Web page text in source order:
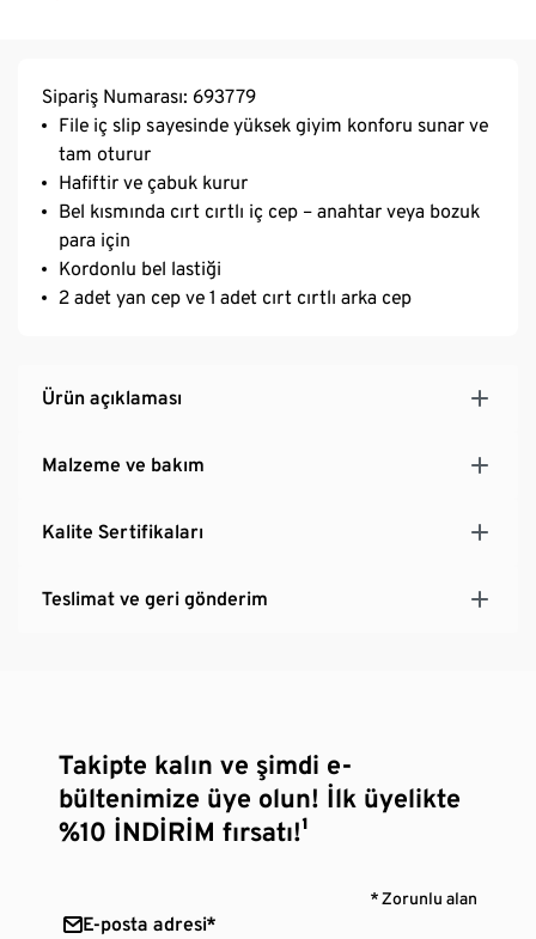
Sipariş Numarası: 693779
File iç slip sayesinde yüksek giyim konforu sunar ve
tam oturur
Hafiftir ve çabuk kurur
Bel kısmında cırt cırtlı iç cep – anahtar veya bozuk
para için
Kordonlu bel lastiği
2 adet yan cep ve 1 adet cırt cırtlı arka cep
Ürün açıklaması
Malzeme ve bakım
Kalite Sertifikaları
Teslimat ve geri gönderim
Takipte kalın ve şimdi e-
bültenimize üye olun! İlk üyelikte
%10 İNDİRİM fırsatı!¹
* Zorunlu alan
E-posta adresi*